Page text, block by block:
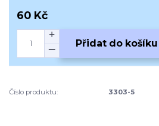
60 Kč
Přidat do košíku
Číslo produktu: 3303-5